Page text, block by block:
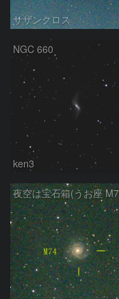
サザンクロス
NGC 660
ken3